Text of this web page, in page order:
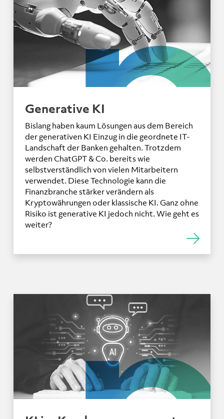
Generative KI
Bislang haben kaum Lösungen aus dem Bereich
der generativen KI Einzug in die geordnete IT-
Landschaft der Banken gehalten. Trotzdem
werden ChatGPT & Co. bereits wie
selbstverständlich von vielen Mitarbeitern
verwendet. Diese Technologie kann die
Finanzbranche stärker verändern als
Kryptowährungen oder klassische KI. Ganz ohne
Risiko ist generative KI jedoch nicht. Wie geht es
weiter?